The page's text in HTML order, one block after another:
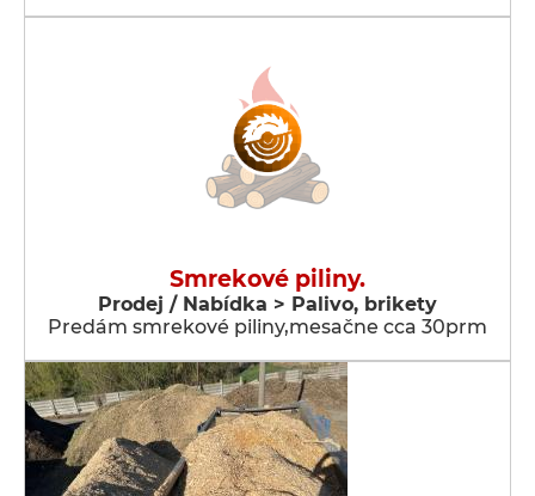
Smrekové piliny.
Prodej / Nabídka > Palivo, brikety
Predám smrekové piliny,mesačne cca 30prm